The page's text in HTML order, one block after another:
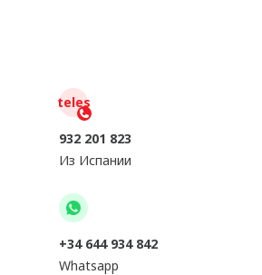
teles
932 201 823
Из Испании
+34 644 934 842
Whatsapp